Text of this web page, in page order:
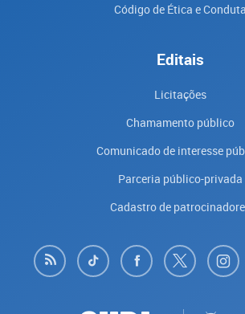
Código de Ética e Conduta
Editais
Licitações
Chamamento público
Comunicado de interesse
Parceria público-privada
Cadastro de